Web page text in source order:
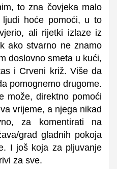
to zna čovjeka malo
ljudi hoće pomoći, u to
ali rijetki izlaze iz
ako stvarno ne znamo
doslovno smeta u kući,
i Crveni križ. Više da
pomognemo drugome.
može, direktno pomoći
vrijeme, a njega nikad
za komentirati na
grad gladnih pokoja
I još koja za pljuvanje
za sve.